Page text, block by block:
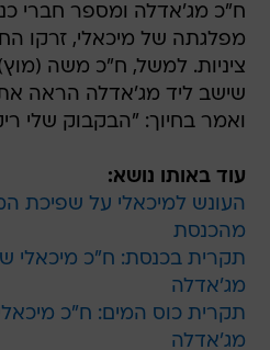
ח"כ מג'אדלה ומספר חברי
מפלגתה של מיכאלי, זרקו
ציניות. למשל, ח"כ משה
שישב ליד מג'אדלה הראה
ואמר בחיוך: "הבקבוק שלי
עוד באותו נושא:
העונש למיכאלי על שפיכת
מהכנסת
תקרית בכנסת: ח"כ מיכאלי
מג'אדלה
תקרית כוס המים: ח"כ
מג'אדלה